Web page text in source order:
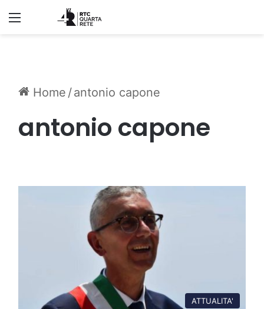
Home /antonio capone
antonio capone
ATTUALITA'